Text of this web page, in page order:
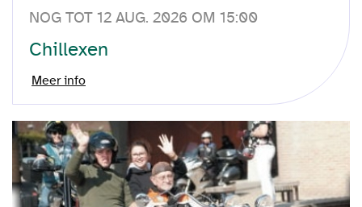
NOG TOT 12 AUG. 2026 OM 15:00
Chillexen
Meer info